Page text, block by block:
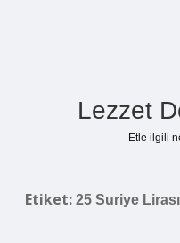
Lezzet
Etle ilgili
Etiket: 25 Suriye